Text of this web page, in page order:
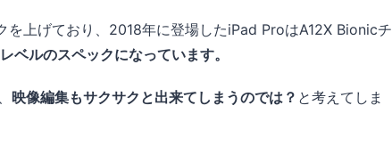
上げており、2018年に登場したiPad ProはA12X Bionicチ
ベルのスペックになっています。
映像編集もサクサクと出来てしまうのでは？ と考えてしま